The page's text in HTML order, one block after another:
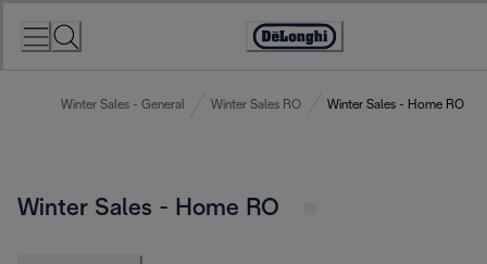
Accessibility
Winter Sales - General Winter Sales RO Winter Sales - Home RO
Winter Sales - Home RO